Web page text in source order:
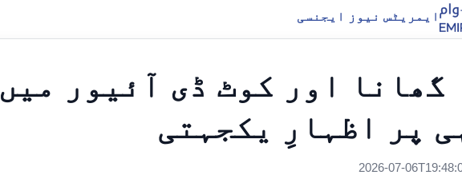
ایمریٹس نیوز ایجنسی
گھانا اور کوٹ ڈی آئیور میں
پر اظہارِ یکجہتی
2026-07-